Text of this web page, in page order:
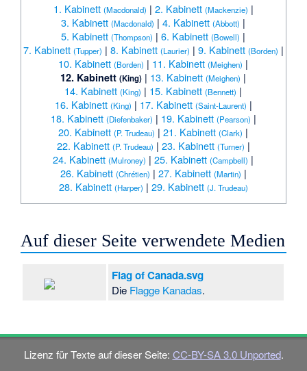
1. Kabinett (Macdonald) | 2. Kabinett (Mackenzie) |
3. Kabinett(Macdonald) |4. Kabinett(Abbott) |
5. Kabinett(Thompson) |6. Kabinett(Bowell) |
7. Kabinett (Tupper) | 8. Kabinett (Laurier) | 9. Kabinett (Borden) |
10. Kabinett(Borden) | 11. Kabinett(Meighen) |
12. Kabinett(King) | 13. Kabinett(Meighen) |
14. Kabinett(King) | 15. Kabinett(Bennett) |
16. Kabinett (King) | 17. Kabinett (Saint-Laurent) |
18. Kabinett (Diefenbaker) | 19. Kabinett (Pearson) |
20. Kabinett(P. Trudeau) |21. Kabinett(Clark) |
22. Kabinett (P. Trudeau) | 23. Kabinett (Turner) |
24. Kabinett(Mulroney) |25. Kabinett(Campbell) |
26. Kabinett (Chrétien) | 27. Kabinett (Martin) |
28. Kabinett (Harper) | 29. Kabinett (J. Trudeau)
Auf dieser Seite verwendete Medien
Flag of Canada.svg
Die Flagge Kanadas.
Lizenz für Texte auf dieser Seite: CC-BY-SA 3.0 Unported.